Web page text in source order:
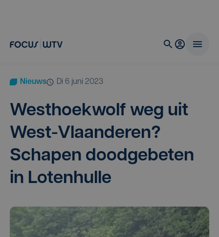
Nieuws di 6 juni 2023
West­hoek­wolf weg uit
West-Vlaan­de­ren?
Scha­pen dood­ge­be­ten
in Lotenhulle